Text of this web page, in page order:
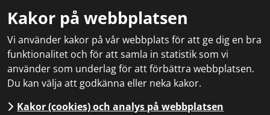
Kakor på webbplatsen
Vi använder kakor på vår webbplats för att ge dig en bra
funktionalitet och för att samla in statistik som vi
använder som underlag för att förbättra webbplatsen.
Du kan välja att godkänna eller neka kakor.
Kakor (cookies) och analys på webbplatsen